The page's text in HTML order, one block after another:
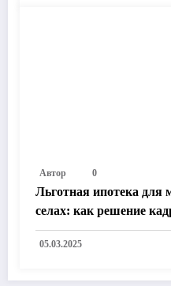
Автор 0
Льготная ипотека для
селах: как решение
улучшит жизнь в
05.03.2025